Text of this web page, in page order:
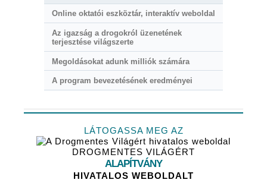
Online oktatói eszköztár, interaktív weboldal
Az igazság a drogokról üzenetének
terjesztése világszerte
Megoldásokat adunk milliók számára
A program bevezetésének eredményei
LÁTOGASSA MEG AZ
DROGMENTES VILÁGÉRT
ALAPÍTVÁNY
HIVATALOS WEBOLDALT